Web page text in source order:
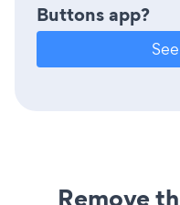
Buttons app?
Remove